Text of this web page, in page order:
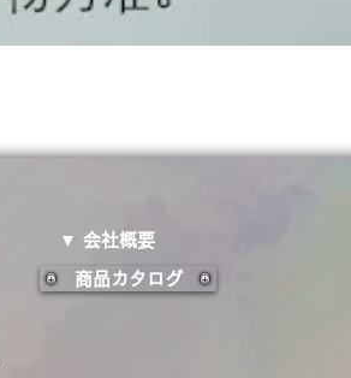
▼ 会社概要
商品カタログ